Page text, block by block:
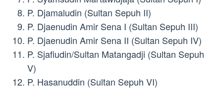
P. Djamaludin (Sultan Sepuh II)
P. Djaenudin Amir Sena I (Sultan Sepuh III)
P. Djaenudin Amir Sena II (Sultan Sepuh IV)
P. Sjafiudin/Sultan Matangadji (Sultan Sepuh
V)
P. Hasanuddin (Sultan Sepuh VI)